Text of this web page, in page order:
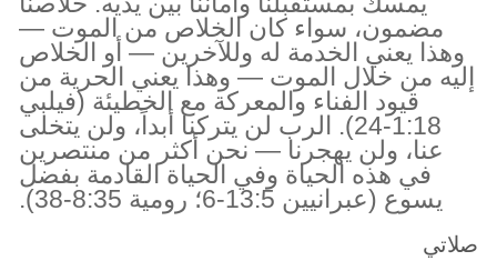
مضمون، سواء كان الخلاص من الموت —
وهذا يعني الخدمة له وللآخرين — أو الخلاص
إليه من خلال الموت — وهذا يعني الحرية من
قيود الفناء والمعركة مع الخطيئة (فيلبي
1:18-24). الرب لن يتركنا أبداً، ولن يتخلى
عنا، ولن يهجرنا — نحن أكثر من منتصرين
في هذه الحياة وفي الحياة القادمة بفضل
يسوع (عبرانيين 13:5-6؛ رومية 8:35-38).
صلاتي